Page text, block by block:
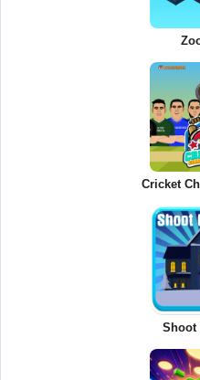
Cricket
Shoot